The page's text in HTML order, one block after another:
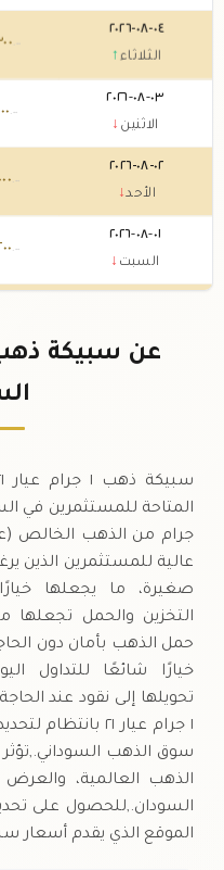
٠٤-٠٨-٢٠٢٦
الثلاثاء ↑
٠٣-٠٨-٢٠٢٦
الاثنين ↓
.٠٠
٠٢-٠٨-٢٠٢٦
الأحد↓
.٠٠
٠١-٠٨-٢٠٢٦
السبت ↓
.٠٠
٠٠٠ .٠٠
عالية للمستثمرين الذين
صغيرة، ما يجعلها خيارًا
التخزين والحمل تجعلها
حمل الذهب بأمان دون
خيارًا شائعًا للتداول
تحويلها إلى نقود عند
١ جرام عيار ٢١
سوق الذهب
الذهب العالمية،
السودان.,للحصول على
الموقع الذي يقدم أسعار